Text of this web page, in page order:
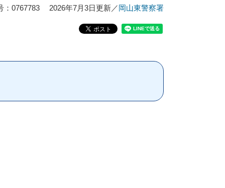
：0767783 2026年7月3日更新／岡山東警察署